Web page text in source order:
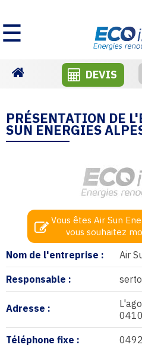
☰
DEVIS
PRÉSENTATION DE
SUN ENERGIES
Nom de l'entreprise : Air
Responsable :
Adresse :
Téléphone fixe :
Vous êtes Air Sun
vous souhaitez